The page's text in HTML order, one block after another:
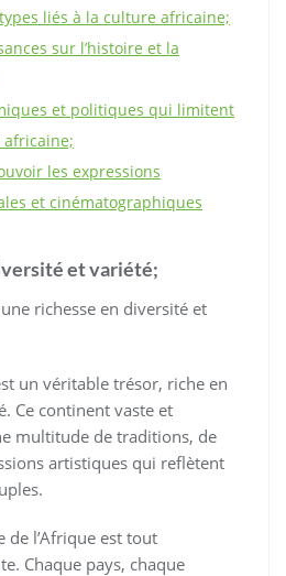
liés à la culture africaine;
sur l’histoire et la
et politiques qui limitent
africaine;
les expressions
et cinématographiques
et variété;
richesse en diversité et
un véritable trésor, riche en
Ce continent vaste et
multitude de traditions, de
artistiques qui reflètent
de l’Afrique est tout
Chaque pays, chaque